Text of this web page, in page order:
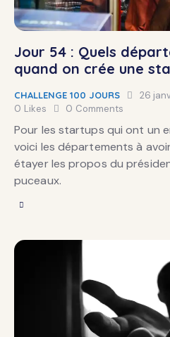
Jour 54 : Quels
quand on crée une
CHALLENGE 100 JOURS 26
0 Likes 0 Comments
Pour les startups qui ont un
voici les départements à
étayer les propos du
puceaux.